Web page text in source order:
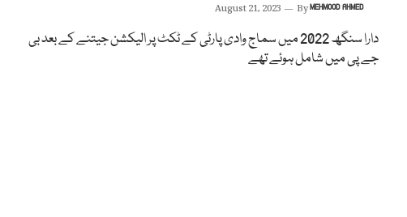
August 21, 2023 ByMEHMOOD AHMED
دارا سنگھ 2022 میں سماج وادی پارٹی کے ٹکٹ پر الیکشن جیتنے کے بعد بی
جے پی میں شامل ہوئے تھے